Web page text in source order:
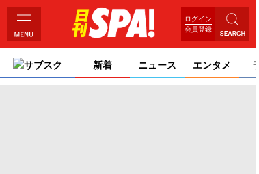
ログイン
会員登録
サブスク 新着 ニュース エンタメ